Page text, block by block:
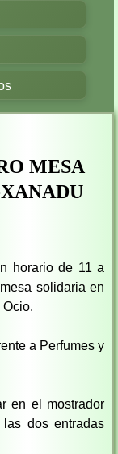
MESA
horario de 11 a
solidaria en
a Perfumes y
en el mostrador
dos entradas